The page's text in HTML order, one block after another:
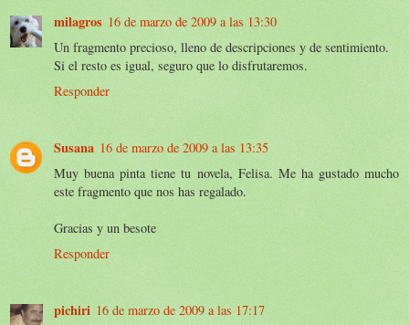
milagros 16 de marzo de 2009 a las 13:30
Un fragmento precioso, lleno de descripciones y de sentimiento.
Si el resto es igual, seguro que lo disfrutaremos.
Responder
Susana 16 de marzo de 2009 a las 13:35
Muy buena pinta tiene tu novela, Felisa. Me ha gustado mucho
este fragmento que nos has regalado.
Gracias y un besote
Responder
pichiri 16 de marzo de 2009 a las 17:17